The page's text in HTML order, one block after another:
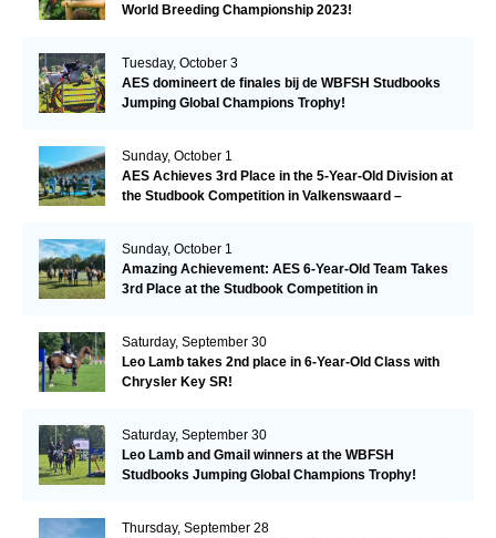
World Breeding Championship 2023!
Tuesday, October 3
AES domineert de finales bij de WBFSH Studbooks
Jumping Global Champions Trophy!
Sunday, October 1
AES Achieves 3rd Place in the 5-Year-Old Division at
the Studbook Competition in Valkenswaard –
Sunday, October 1
Amazing Achievement: AES 6-Year-Old Team Takes
3rd Place at the Studbook Competition in
Saturday, September 30
Leo Lamb takes 2nd place in 6-Year-Old Class with
Chrysler Key SR!
Saturday, September 30
Leo Lamb and Gmail winners at the WBFSH
Studbooks Jumping Global Champions Trophy!
Thursday, September 28